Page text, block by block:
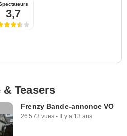
3,7
& Teasers
Frenzy Bande-annonce VO
26 573 vues - Il y a 13 ans